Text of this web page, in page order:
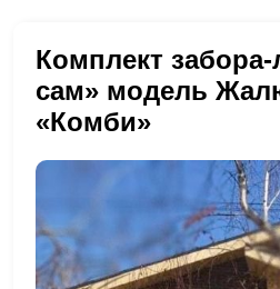
Комплект забора-
сам» модель
«Комби»